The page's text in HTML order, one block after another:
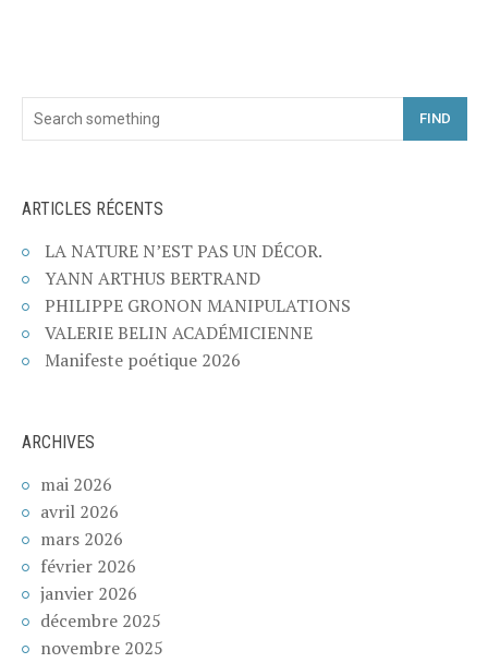
FIND
ARTICLES RÉCENTS
LA NATURE N’EST PAS UN DÉCOR.
YANN ARTHUS BERTRAND
PHILIPPE GRONON MANIPULATIONS
VALERIE BELIN ACADÉMICIENNE
Manifeste poétique 2026
ARCHIVES
mai 2026
avril 2026
mars 2026
février 2026
janvier 2026
décembre 2025
novembre 2025